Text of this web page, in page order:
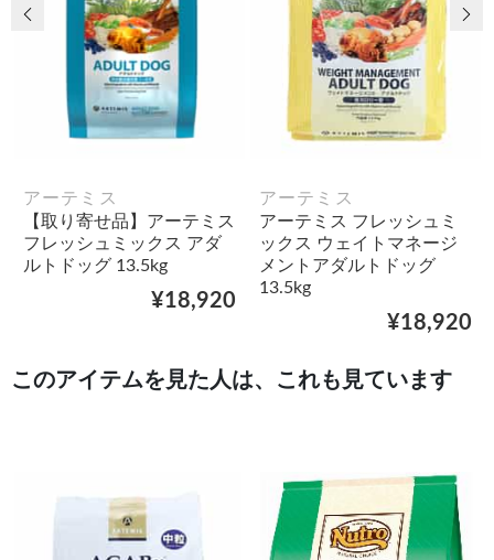
アーテミス
【取り寄せ品】アーテミス
フレッシュミックス アダ
ルトドッグ 13.5kg
¥18,920
アーテミス
アーテミス フレッシュミ
ックス ウェイトマネージ
メントアダルトドッグ
13.5kg
¥18,920
前の画像 次
このアイテムを見た人は、これも見ています